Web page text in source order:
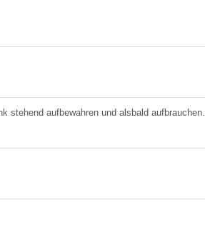
stehend aufbewahren und alsbald aufbrauchen.